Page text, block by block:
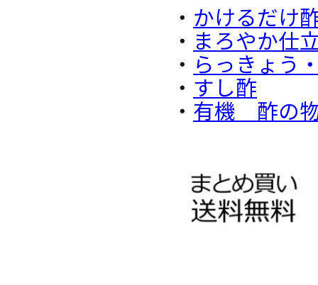
・ かけるだけ
・ まろやか仕
・ らっきょう
・ すし酢
・ 有機 酢の